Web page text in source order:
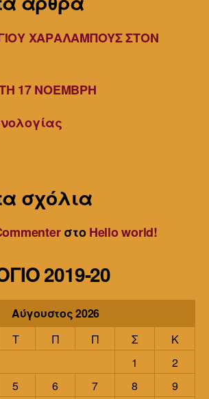
ΧΑΡΑΛΑΜΠΟΥΣ ΣΤΟΝ
17 ΝΟΕΜΒΡΗ
σχόλια
στοHello world!
2019-20
Αύγουστος 2026
Τ Π Π Σ Κ
1
2
5 6 7 8
9